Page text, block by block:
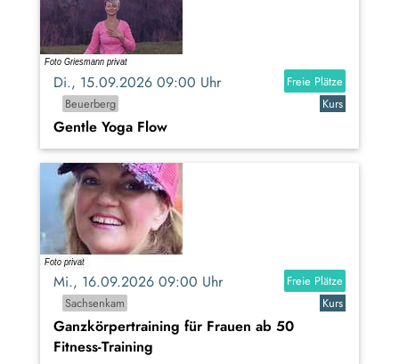
Di., 15.09.2026 09:00 Uhr
Freie Plätze
Beuerberg
Kurs
Gentle Yoga Flow
Mi., 16.09.2026 09:00 Uhr
Freie Plätze
Sachsenkam
Kurs
Ganzkörpertraining für Frauen ab 50
Fitness-Training